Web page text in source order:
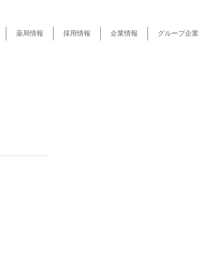
薬局情報 採用情報 企業情報 グループ企業